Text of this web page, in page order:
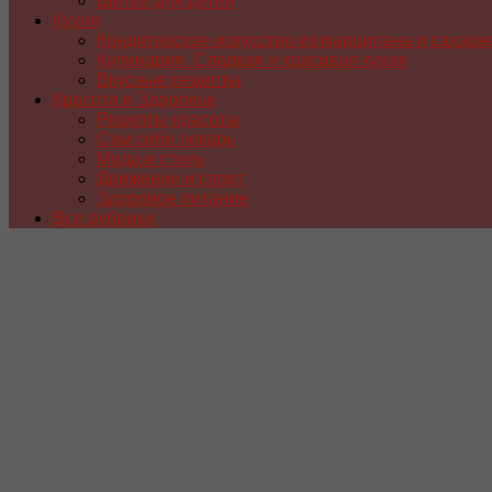
Кухня
Кондитерское искусство из марципана и
Кулинария. Сладкая и красивая кухня
Вкусные рецепты
Красота и Здоровье
Рецепты красоты
Сам себе лекарь
Мода и стиль
Движение и спорт
Здоровое питание
Все рубрики